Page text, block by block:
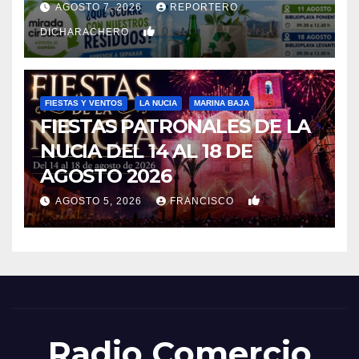
reciclar los residuos
AGOSTO 7, 2026 REPORTERO
DICHARACHERO 0
FIESTAS Y VENTOS LA NUCIA MARINA BAJA
FIESTAS PATRONALES DE LA
NUCIA DEL 14 AL 18 DE
AGOSTO 2026
AGOSTO 5, 2026 FRANCISCO 0